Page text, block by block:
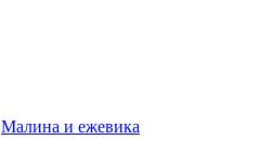
Малина и ежевика